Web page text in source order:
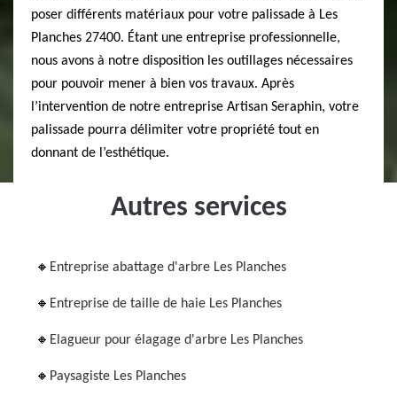
poser différents matériaux pour votre palissade à Les
Planches 27400. Étant une entreprise professionnelle,
nous avons à notre disposition les outillages nécessaires
pour pouvoir mener à bien vos travaux. Après
l’intervention de notre entreprise Artisan Seraphin, votre
palissade pourra délimiter votre propriété tout en
donnant de l’esthétique.
Autres services
Entreprise abattage d'arbre Les Planches
Entreprise de taille de haie Les Planches
Elagueur pour élagage d'arbre Les Planches
Paysagiste Les Planches